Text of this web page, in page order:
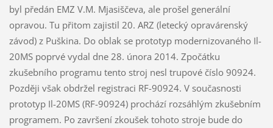
byl předán EMZ V.M. Mjasiščeva, ale prošel generální
opravou. Tu přitom zajistil 20. ARZ (letecký opravárenský
závod) z Puškina. Do oblak se prototyp modernizovaného Il-
20MS poprvé vydal dne 28. února 2014. Zpočátku
zkušebního programu tento stroj nesl trupové číslo 90924.
Později však obdržel registraci RF-90924. V současnosti
prototyp Il-20MS (RF-90924) prochází rozsáhlým zkušebním
programem. Po završení zkoušek tohoto stroje bude do